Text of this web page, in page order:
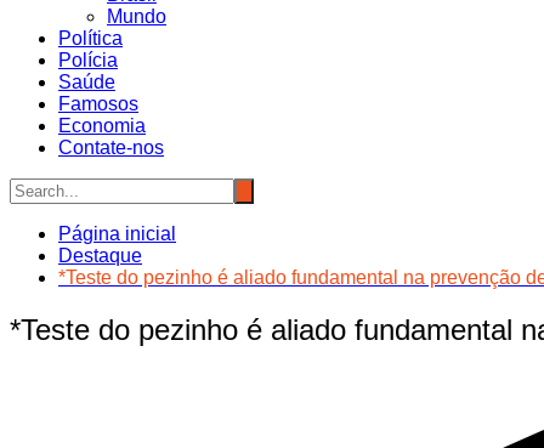
Mundo
Política
Polícia
Saúde
Famosos
Economia
Contate-nos
Página inicial
Destaque
*Teste do pezinho é aliado fundamental na prevenção
*Teste do pezinho é aliado fundamental